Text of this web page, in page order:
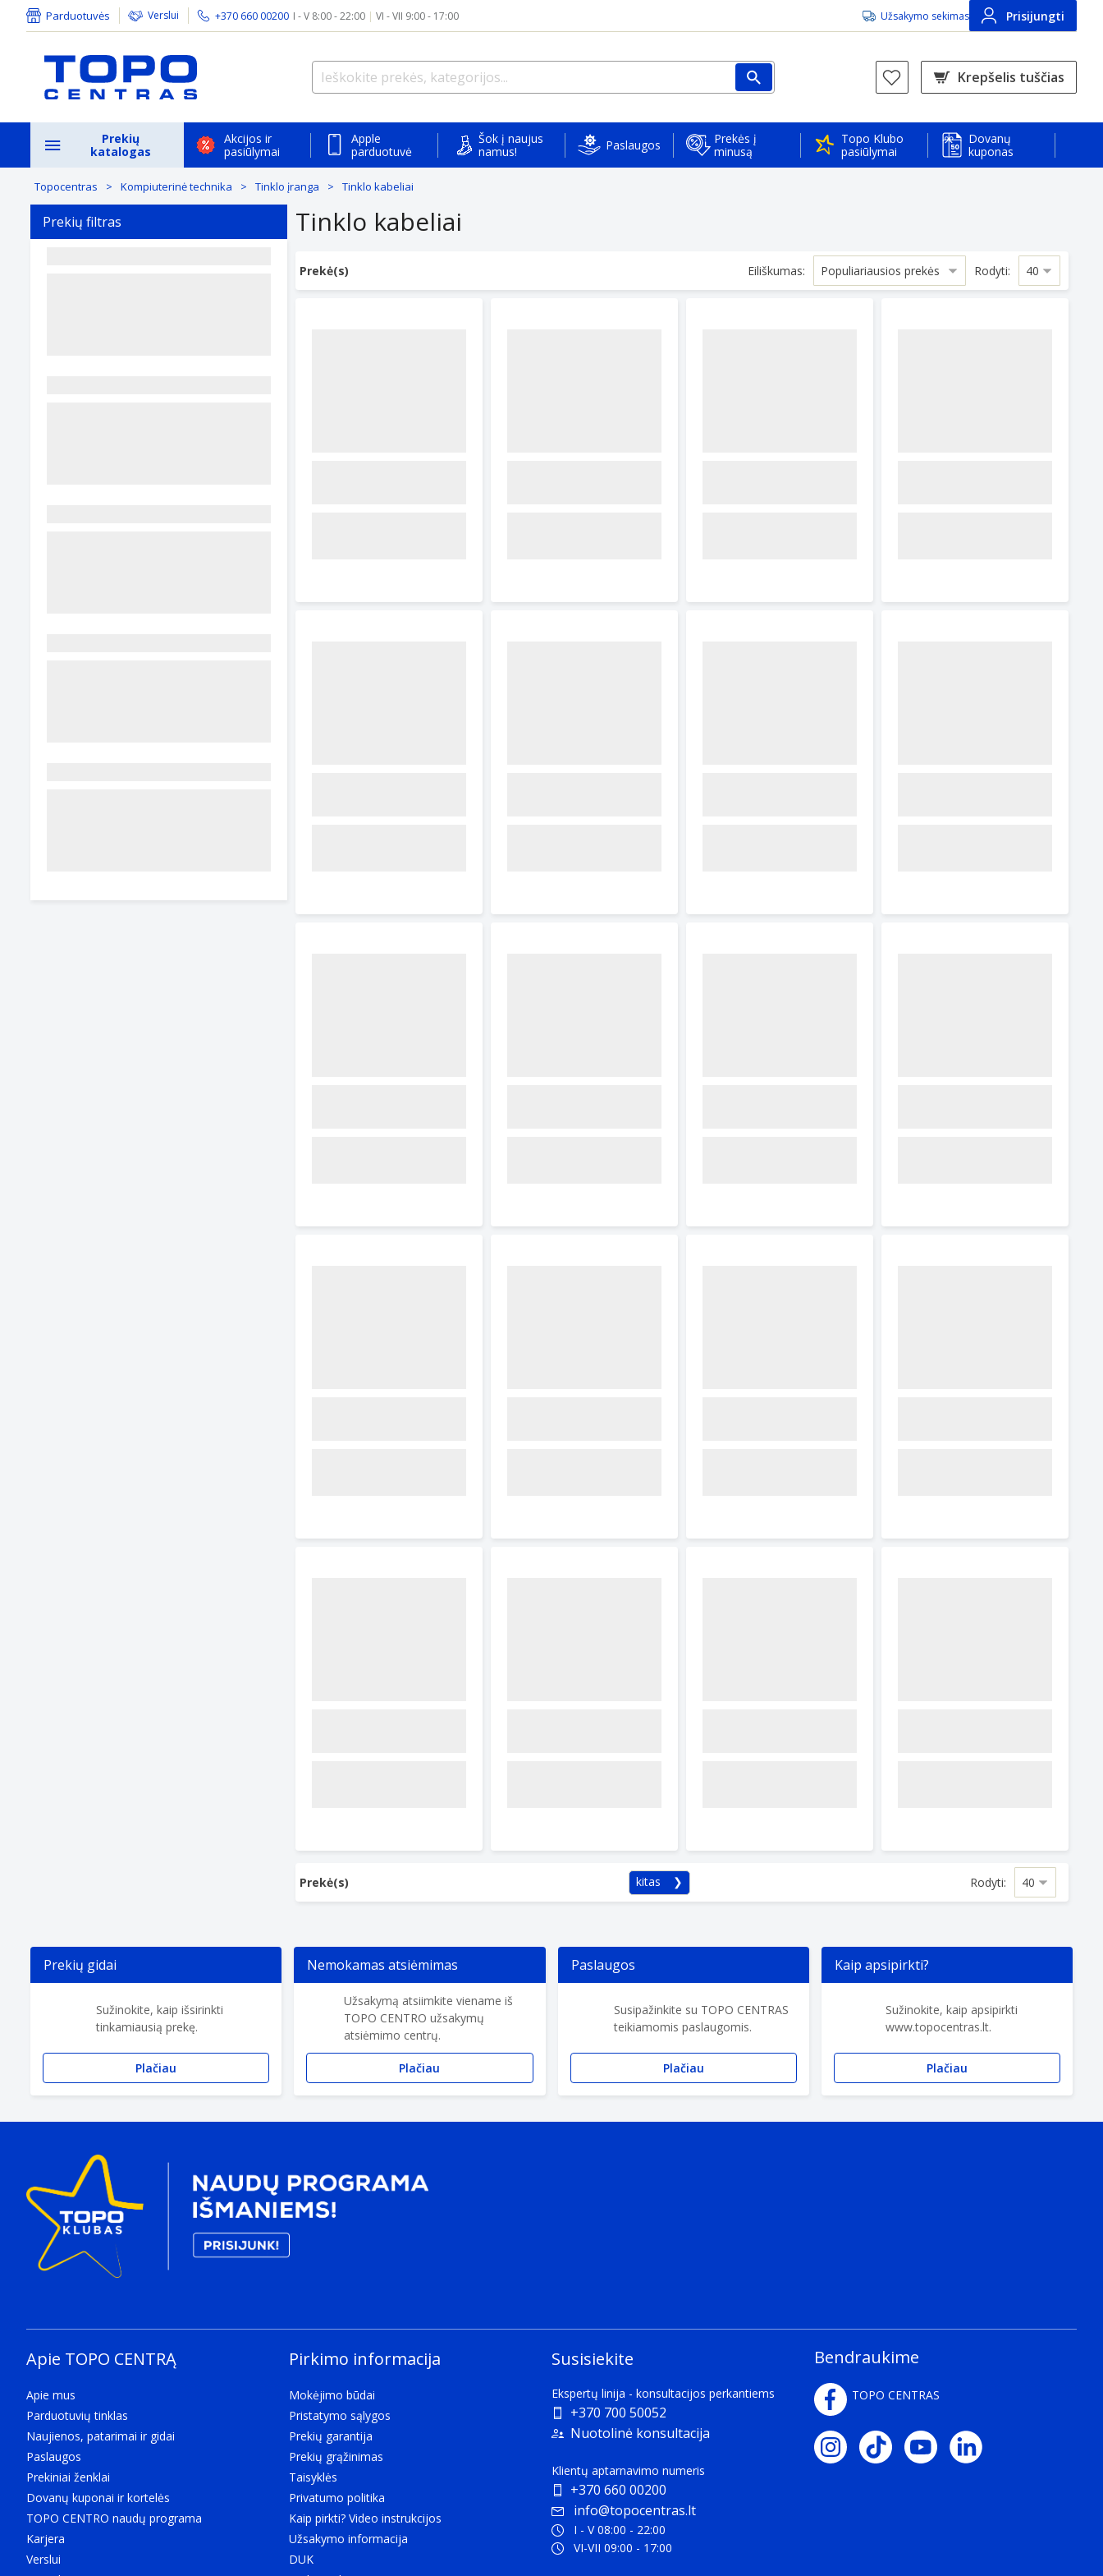
Parduotuvės Verslui +370 660 00200 I - V 8:00 - 22:00 | VI - VII 9:00 - 17:00 Užsakymo sekimas Prisijungti
Krepšelis tuščias
Prekių
katalogas
Akcijos ir
pasiūlymai
Apple
parduotuvė
Šok į naujus
namus!
Paslaugos
Prekės į
minusą
Topo Klubo
pasiūlymai
Dovanų
kuponas
Topocentras Kompiuterinė technika Tinklo įranga Tinklo kabeliai
Prekių filtras Tinklo kabeliai
Prekė(s) Eiliškumas: Rodyti:
Prekė(s) kitas Rodyti:
Prekių gidai
Sužinokite, kaip išsirinkti
tinkamiausią prekę.
Plačiau
Nemokamas atsiėmimas
Užsakymą atsiimkite viename iš
TOPO CENTRO užsakymų
atsiėmimo centrų.
Plačiau
Paslaugos
Susipažinkite su TOPO CENTRAS
teikiamomis paslaugomis.
Plačiau
Kaip apsipirkti?
Sužinokite, kaip apsipirkti
www.topocentras.lt.
Plačiau
Apie TOPO CENTRĄ
Apie mus
Parduotuvių tinklas
Naujienos, patarimai ir gidai
Paslaugos
Prekiniai ženklai
Dovanų kuponai ir kortelės
TOPO CENTRO naudų programa
Karjera
Verslui
Pirkimo informacija
Mokėjimo būdai
Pristatymo sąlygos
Prekių garantija
Prekių grąžinimas
Taisyklės
Privatumo politika
Kaip pirkti? Video instrukcijos
Užsakymo informacija
DUK
Susisiekite
Ekspertų linija - konsultacijos perkantiems
+370 700 50052
Nuotolinė konsultacija
Klientų aptarnavimo numeris
+370 660 00200
info@topocentras.lt
I - V 08:00 - 22:00
VI-VII 09:00 - 17:00
Bendraukime
TOPO CENTRAS